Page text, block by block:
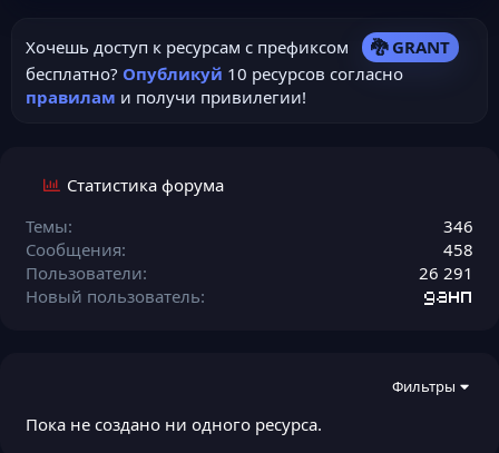
Хочешь доступ к ресурсам с префиксом
🐉 GRANT
бесплатно? Опубликуй 10 ресурсов согласно
правилам и получи привилегии!
Статистика форума
Темы
346
Сообщения
458
Пользователи
26 291
Новый пользователь
данп
Фильтры
Пока не создано ни одного ресурса.